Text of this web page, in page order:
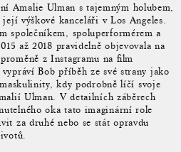
Amalie Ulman s tajemným holubem,
výškové kanceláři v Los Angeles.
společníkem, spoluperformérem a
až 2018 pravidelně objevovala na
z Instagramu na film
Bob příběh ze své strany jako
kdy podrobně líčí svoje
Ulman. V detailních záběrech
oka tato imaginární role
za druhé nebo se stát opravdu